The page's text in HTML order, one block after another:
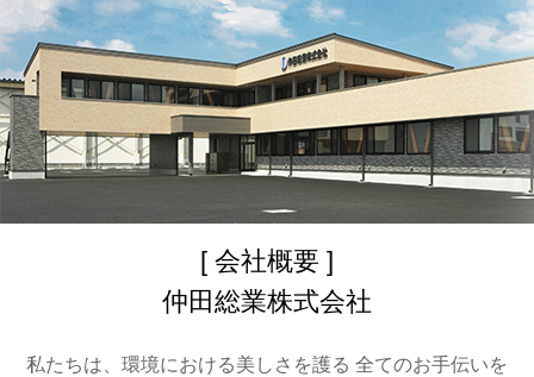
[ 会社概要 ]
仲田総業株式会社
私たちは、環境における美しさを護る 全てのお手伝いを